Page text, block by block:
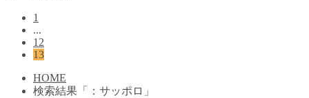
1
...
12
13
HOME
検索結果「：サッポロ」